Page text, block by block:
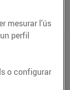
pensades
qualitat en el
repartides
mesurar l’ús
perfil
o configurar